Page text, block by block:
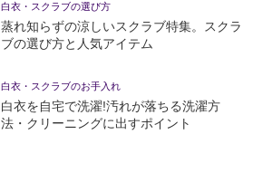
白衣・スクラブの選び方
蒸れ知らずの涼しいスクラブ特集。スクラ
ブの選び方と人気アイテム
白衣・スクラブのお手入れ
白衣を自宅で洗濯!汚れが落ちる洗濯方
法・クリーニングに出すポイント